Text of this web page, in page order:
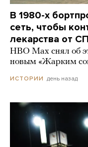
В 1980-х
сеть, чтобы
лекарства от
HBO Max снял об
новым «Жарким
ИСТОРИИ день назад